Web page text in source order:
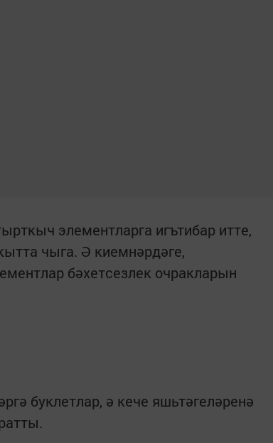
элементларга игътибар итте,
чыга. Ә киемнәрдәге,
бәхетсезлек очракларын
буклетлар, ә кече яшьтәгеләренә